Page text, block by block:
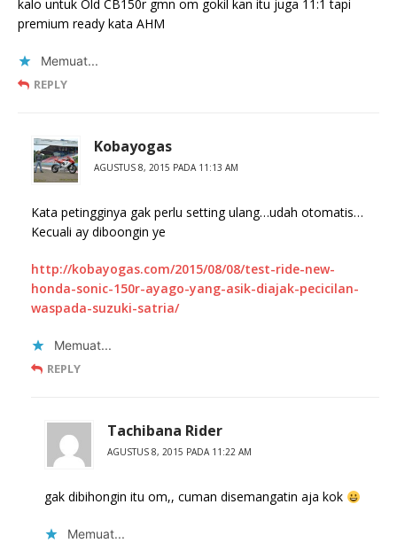
kalo untuk Old CB150r gmn om gokil kan itu juga 11:1 tapi
premium ready kata AHM
Memuat...
REPLY
Kobayogas
AGUSTUS 8, 2015 PADA 11:13 AM
Kata petingginya gak perlu setting ulang…udah otomatis…
Kecuali ay diboongin ye
http://kobayogas.com/2015/08/08/test-ride-new-
honda-sonic-150r-ayago-yang-asik-diajak-pecicilan-
waspada-suzuki-satria/
Memuat...
REPLY
Tachibana Rider
AGUSTUS 8, 2015 PADA 11:22 AM
gak dibihongin itu om,, cuman disemangatin aja kok
Memuat...